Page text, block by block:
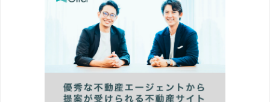
中古一戸建て 相場推移グラフ｜千葉県